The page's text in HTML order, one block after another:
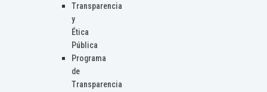
Transparencia
y
Ética
Pública
Programa
de
Transparencia